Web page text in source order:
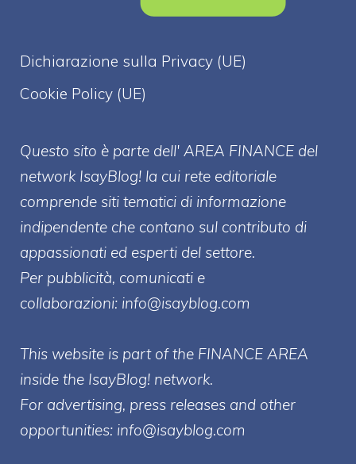
Dichiarazione sulla Privacy (UE)
Cookie Policy (UE)
Questo sito è parte dell' AREA FINANCE del
network IsayBlog! la cui rete editoriale
comprende siti tematici di informazione
indipendente che contano sul contributo di
appassionati ed esperti del settore.
Per pubblicità, comunicati e
collaborazioni: info@isayblog.com
This website is part of the FINANCE AREA
inside the IsayBlog! network.
For advertising, press releases and other
opportunities: info@isayblog.com